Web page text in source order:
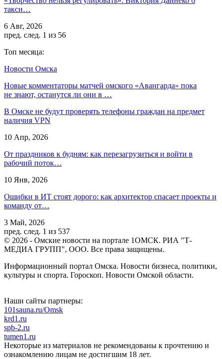
такси…
6 Авг, 2026
пред. след. 1 из 56
Топ месяца:
Новости Омска
Новые комментаторы матчей омского «Авангарда» пока
не знают, останутся ли они в …
В Омске не будут проверять телефоны граждан на предмет
наличия VPN
10 Апр, 2026
От праздников к будням: как перезагрузиться и войти в
рабочий поток…
10 Янв, 2026
Ошибки в ИТ стоят дорого: как архитектор спасает проекты и
команду от…
3 Май, 2026
пред. след. 1 из 537
© 2026 - Омские новости на портале 1ОМСК. РИА "Т-
МЕДИА ГРУПП", ООО. Все права защищены.
Информационный портал Омска. Новости бизнеса, политики,
культуры и спорта. Гороскоп. Новости Омской области.
Наши сайты партнеры:
101sauna.ru/Omsk
krd1.ru
spb-2.ru
tumen1.ru
Некоторые из материалов не рекомендованы к прочтению и
ознакомлению лицам не достигшим 18 лет.